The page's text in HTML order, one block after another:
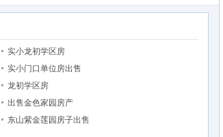
实小龙初学区房
实小门口单位房出售
龙初学区房
出售金色家园房产
东山紫金莲园房子出售